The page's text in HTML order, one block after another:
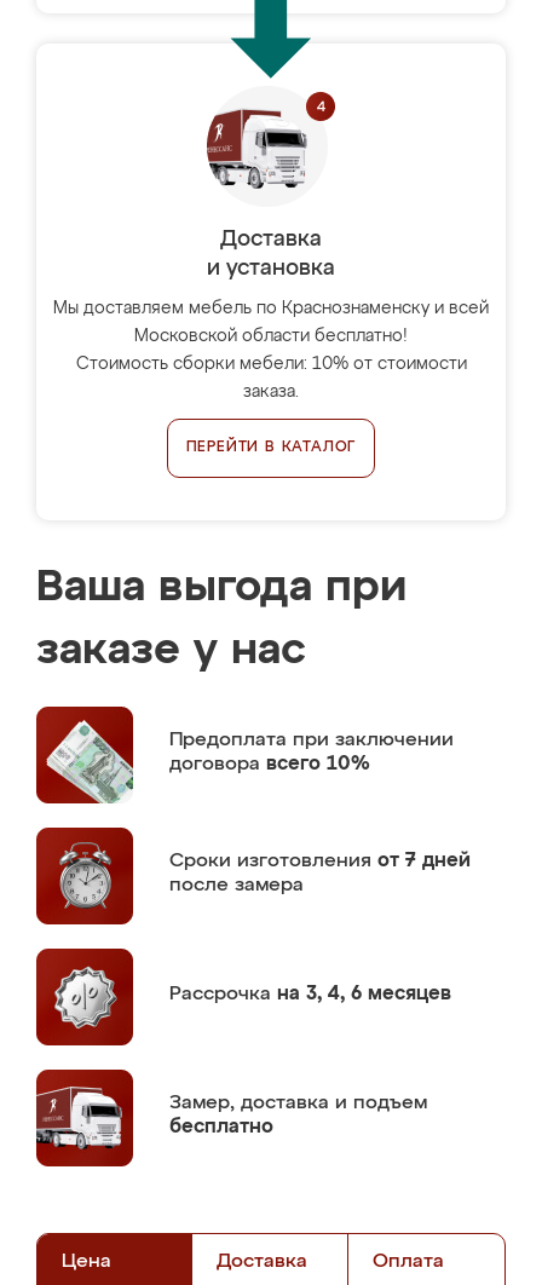
Доставка
и установка
Мы доставляем мебель по Краснознаменску и всей
Московской области бесплатно!
Стоимость сборки мебели: 10% от стоимости
заказа.
ПЕРЕЙТИ В КАТАЛОГ
Ваша выгода при
заказе у нас
Предоплата при заключении
договора всего 10%
Сроки изготовления от 7 дней
после замера
Рассрочка на 3, 4, 6 месяцев
Замер, доставка и подъем
бесплатно
Цена Доставка Оплата